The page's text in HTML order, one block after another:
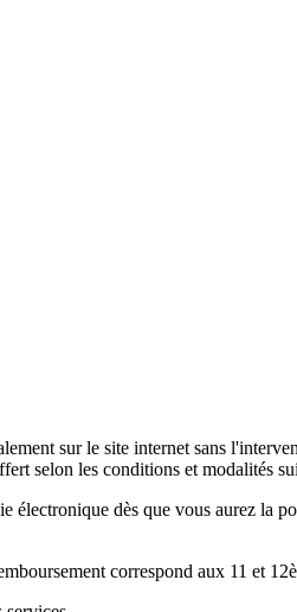
sur le site internet sans
selon les conditions et modalités
électronique dès que vous aurez la
correspond aux 11 et